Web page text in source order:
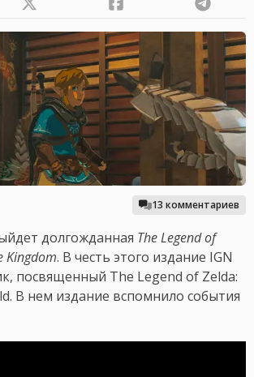
13 комментариев
долгожданная The Legend of
Kingdom. В честь этого издание IGN
посвященный The Legend of Zelda:
В нем издание вспомнило события